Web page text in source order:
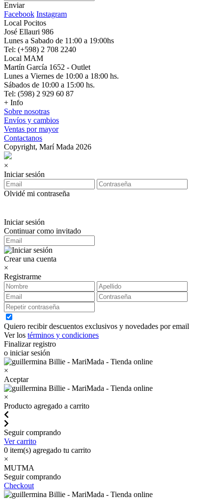
Enviar
Facebook Instagram
Local Pocitos
José Ellauri 986
Lunes a Sabado de 11:00 a 19:00hs
Tel: (+598) 2 708 2240
Local MAM
Martín García 1652 - Outlet
Lunes a Viernes de 10:00 a 18:00 hs.
Sábados de 10:00 a 15:00 hs.
Tel: (598) 2 929 60 87
+ Info
Sobre nosotras
Envíos y cambios
Ventas por mayor
Contactanos
Copyright, Marí Mada 2026
×
Iniciar sesión
Olvidé mi contraseña
Iniciar sesión
Continuar como invitado
Crear una cuenta
×
Registrarme
Quiero recibir descuentos exclusivos y novedades por email
Ver los términos y condiciones
Finalizar registro
o iniciar sesión
×
Aceptar
×
Producto agregado a carrito
Seguir comprando
Ver carrito
0 item(s) agregado tu carrito
×
MUTMA
Seguir comprando
Checkout